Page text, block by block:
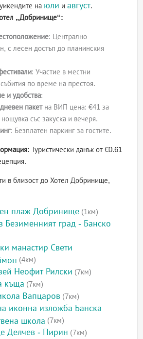
на юли иавгуст.
„Добринище“:
: Централно
с лесен достъп до планинския
: Участие в местни
по време на престоя.
и удобства:
пакетна ВИП цена: €41 за
със закуска и вечеря.
: Безплатен паркинг за гостите.
Туристически данък от €0.61
в близост до Хотел Добринище,
плаж Добринище (1км)
Безименният град - Банско
манастир Свети
(4км)
Неофит Рилски (7км)
къща (7км)
Вапцаров (7км)
иконна изложба Банска
школа (7км)
Делчев - Пирин (7км)